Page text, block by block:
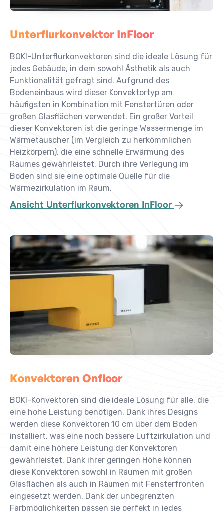
Unterflurkonvektor InFloor
BOKI-Unterflurkonvektoren sind die ideale Lösung für
jedes Gebäude, in dem sowohl Ästhetik als auch
Funktionalität gefragt sind. Aufgrund des
Bodeneinbaus wird dieser Konvektortyp am
häufigsten in Kombination mit Fenstertüren oder
großen Glasflächen verwendet. Ein großer Vorteil
dieser Konvektoren ist die geringe Wassermenge im
Wärmetauscher (im Vergleich zu herkömmlichen
Heizkörpern), die eine schnelle Erwärmung des
Raumes gewährleistet. Durch ihre Verlegung im
Boden sind sie eine optimale Quelle für die
Wärmezirkulation im Raum.
Ansicht Unterflurkonvektoren InFloor
Konvektoren Onfloor
BOKI-Konvektoren sind die ideale Lösung für alle, die
eine hohe Leistung benötigen. Dank ihres Designs
werden diese Konvektoren 10 cm über dem Boden
installiert, was eine noch bessere Luftzirkulation und
damit eine höhere Leistung der Konvektoren
gewährleistet. Dank ihrer geringen Höhe können
diese Konvektoren sowohl in Räumen mit großen
Glasflächen als auch in Räumen mit Fensterfronten
eingesetzt werden. Dank der unbegrenzten
Farbmöglichkeiten passen sie perfekt in jedes